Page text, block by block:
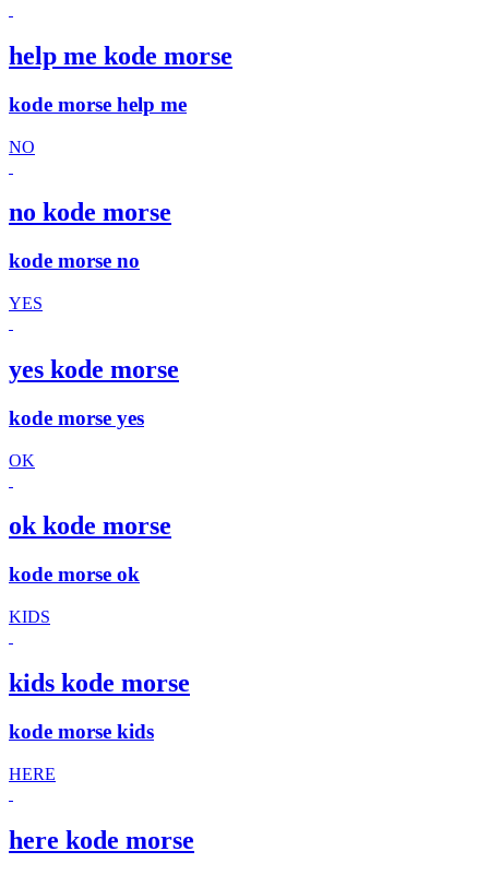
help me kode morse
kode morse help me
NO
no kode morse
kode morse no
YES
yes kode morse
kode morse yes
OK
ok kode morse
kode morse ok
KIDS
kids kode morse
kode morse kids
HERE
here kode morse